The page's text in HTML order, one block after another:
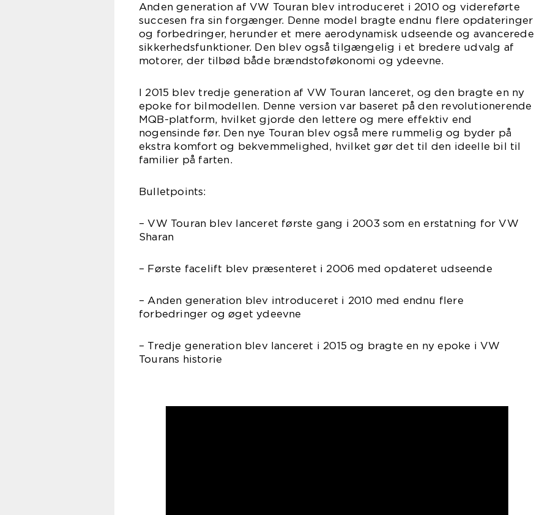
Anden generation af VW Touran blev introduceret i 2010 og videreførte
succesen fra sin forgænger. Denne model bragte endnu flere opdateringer
og forbedringer, herunder et mere aerodynamisk udseende og avancerede
sikkerhedsfunktioner. Den blev også tilgængelig i et bredere udvalg af
motorer, der tilbød både brændstoføkonomi og ydeevne.
I 2015 blev tredje generation af VW Touran lanceret, og den bragte en ny
epoke for bilmodellen. Denne version var baseret på den revolutionerende
MQB-platform, hvilket gjorde den lettere og mere effektiv end
nogensinde før. Den nye Touran blev også mere rummelig og byder på
ekstra komfort og bekvemmelighed, hvilket gør det til den ideelle bil til
familier på farten.
Bulletpoints:
– VW Touran blev lanceret første gang i 2003 som en erstatning for VW
Sharan
– Første facelift blev præsenteret i 2006 med opdateret udseende
– Anden generation blev introduceret i 2010 med endnu flere
forbedringer og øget ydeevne
– Tredje generation blev lanceret i 2015 og bragte en ny epoke i VW
Tourans historie